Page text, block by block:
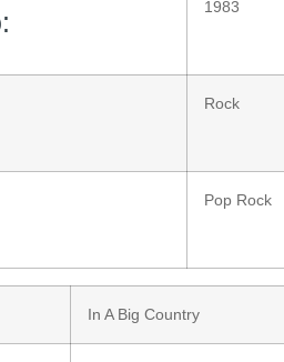
1983
Rock
Pop Rock
In A Big Country